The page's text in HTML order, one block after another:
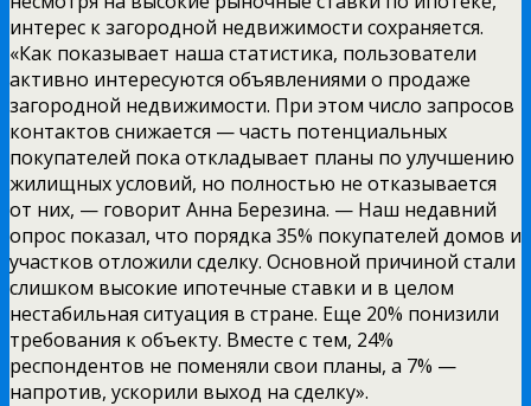
интерес к загородной недвижимости сохраняется.
«Как показывает наша статистика, пользователи
активно интересуются объявлениями о продаже
загородной недвижимости. При этом число запросов
контактов снижается — часть потенциальных
покупателей пока откладывает планы по улучшению
жилищных условий, но полностью не отказывается
от них, — говорит Анна Березина. — Наш недавний
опрос показал, что порядка 35% покупателей домов и
участков отложили сделку. Основной причиной стали
слишком высокие ипотечные ставки и в целом
нестабильная ситуация в стране. Еще 20% понизили
требования к объекту. Вместе с тем, 24%
респондентов не поменяли свои планы, а 7% —
напротив, ускорили выход на сделку».